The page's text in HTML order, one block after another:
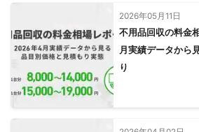
2026年05月11日
不用品回収の料金
月実績データから
り